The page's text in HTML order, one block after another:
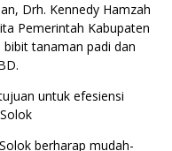
Drh. Kennedy Hamzah
Pemerintah Kabupaten
tanaman padi dan
untuk efesiensi
berharap mudah-